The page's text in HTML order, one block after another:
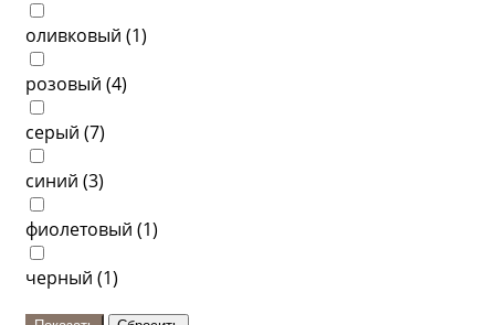
оливковый (1)
розовый (4)
серый (7)
синий (3)
фиолетовый (1)
черный (1)